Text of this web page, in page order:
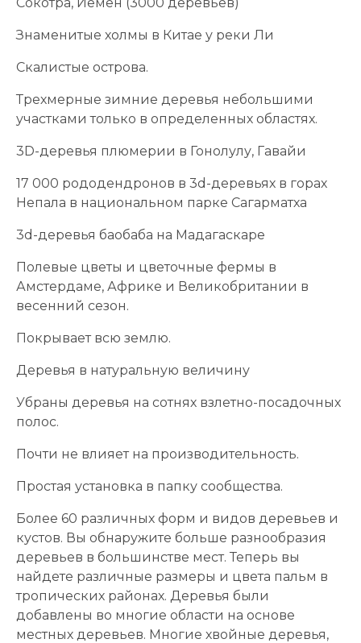
Знаменитые холмы в Китае у реки Ли
Скалистые острова.
Трехмерные зимние деревья небольшими
участками только в определенных областях.
3D-деревья плюмерии в Гонолулу, Гавайи
17 000 рододендронов в 3d-деревьях в горах
Непала в национальном парке Сагарматха
3d-деревья баобаба на Мадагаскаре
Полевые цветы и цветочные фермы в
Амстердаме, Африке и Великобритании в
весенний сезон.
Покрывает всю землю.
Деревья в натуральную величину
Убраны деревья на сотнях взлетно-посадочных
полос.
Почти не влияет на производительность.
Простая установка в папку сообщества.
Более 60 различных форм и видов деревьев и
кустов. Вы обнаружите больше разнообразия
деревьев в большинстве мест. Теперь вы
найдете различные размеры и цвета пальм в
тропических районах. Деревья были
добавлены во многие области на основе
местных деревьев. Многие хвойные деревья,